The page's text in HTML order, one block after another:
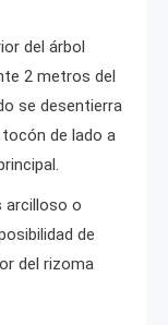
del árbol
2 metros del
se desentierra
de lado a
arcilloso o
de
del rizoma